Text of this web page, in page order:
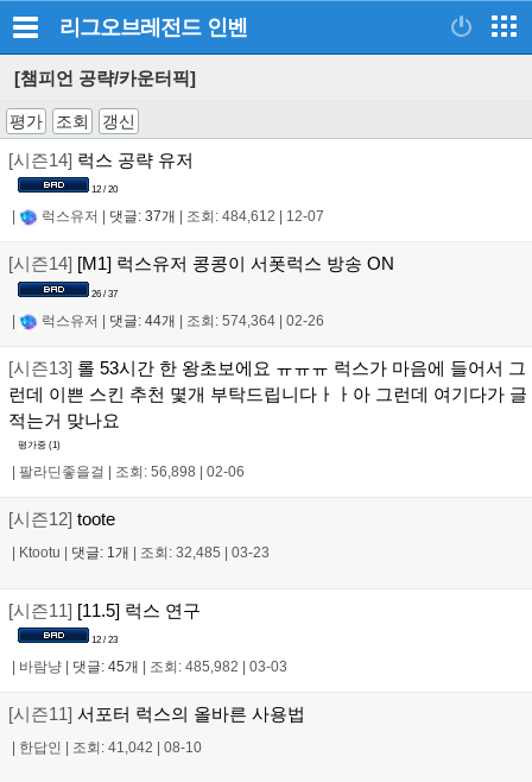
리그오브레전드 인벤
[챔피언 공략/카운터픽]
평가 조회 갱신
[시즌14] 럭스 공략 유저
12 / 20
럭스유저 댓글: 37개 조회: 484,612 12-07
[시즌14] [M1] 럭스유저 콩콩이 서폿럭스 방송 ON
26 / 37
| 럭스유저 | 댓글: 44개 | 조회: 574,364 | 02-26
[시즌13] 롤 53시간 한 왕초보에요 ㅠㅠㅠ 럭스가 마음에 들어서 그
런데 이쁜 스킨 추천 몇개 부탁드립니다ㅏㅏ아 그런데 여기다가 글
적는거 맞나요
평가중 (1)
팔라딘좋을걸 조회: 56,898 02-06
[시즌12] toote
Ktootu 댓글: 1개 조회: 32,485 03-23
[시즌11] [11.5] 럭스 연구
12 / 23
바람냥 댓글: 45개 조회: 485,982 03-03
[시즌11] 서포터 럭스의 올바른 사용법
한답인 조회: 41,042 08-10